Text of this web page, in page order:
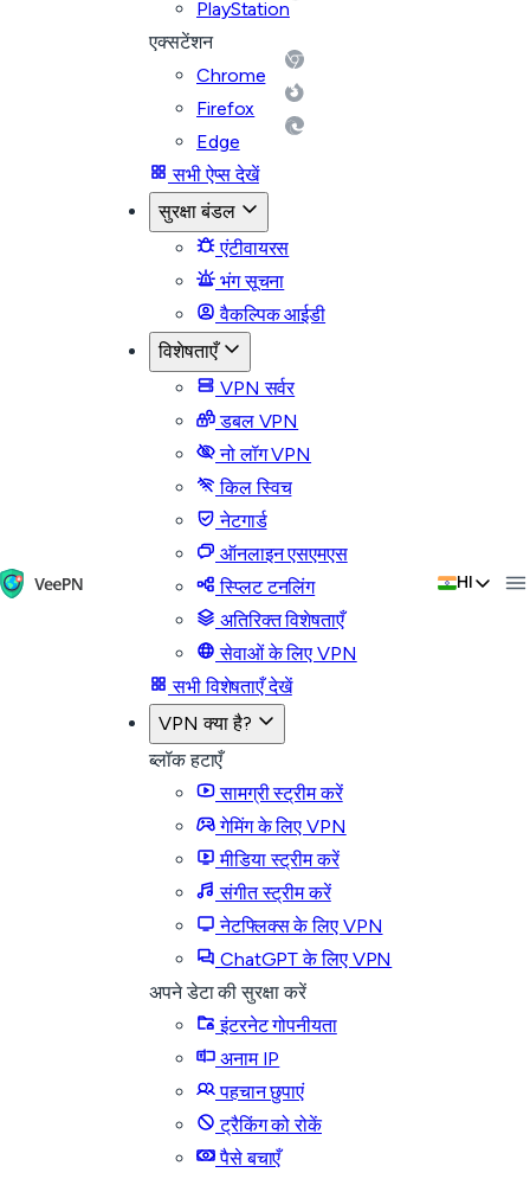
PlayStation
एक्सटेंशन
Chrome
Firefox
Edge
सभी ऐप्स देखें
सुरक्षा बंडल
एंटीवायरस
भंग सूचना
वैकल्पिक आईडी
विशेषताएँ
VPN सर्वर
डबल VPN
नो लॉग VPN
किल स्विच
नेटगार्ड
ऑनलाइन एसएमएस
स्प्लिट टनलिंग
अतिरिक्त विशेषताएँ
सेवाओं के लिए VPN
सभी विशेषताएँ देखें
VPN क्या है?
ब्लॉक हटाएँ
सामग्री स्ट्रीम करें
गेमिंग के लिए VPN
मीडिया स्ट्रीम करें
संगीत स्ट्रीम करें
नेटफ्लिक्स के लिए VPN
ChatGPT के लिए VPN
अपने डेटा की सुरक्षा करें
इंटरनेट गोपनीयता
अनाम IP
पहचान छुपाएं
ट्रैकिंग को रोकें
पैसे बचाएँ
HI